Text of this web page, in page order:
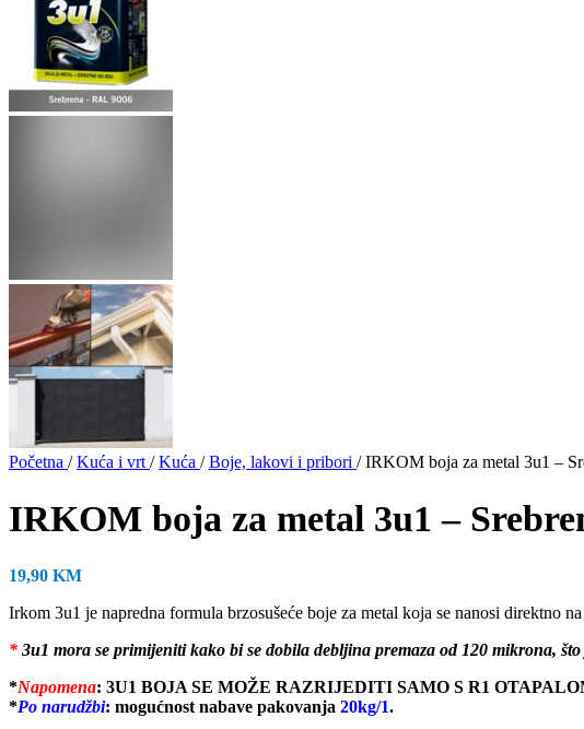
Početna / Kuća i vrt / Kuća / Boje, lakovi i pribori / IRKOM boja za metal 3u1 –
IRKOM boja za metal 3u1 –
19,90 KM
Irkom 3u1 je napredna formula brzosušeće boje za metal koja se nanosi direktno
* 3u1 mora se primijeniti kako bi se dobila debljina premaza od 120 mikrona,
*Napomena: 3U1 BOJA SE MOŽE RAZRIJEDITI SAMO S R1
*Po narudžbi: mogućnost nabave pakovanja 20kg/1.